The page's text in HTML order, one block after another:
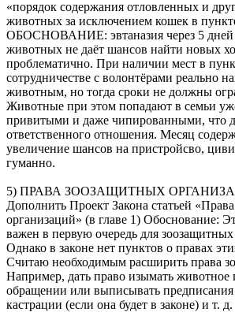
«порядок содержания отловленных и
животных за исключением кошек в
ОБОСНОВАНИЕ: эвтаназия через 5 дней
животных не даёт шансов найти новых
проблематично. При наличии мест в
сотрудничестве с волонтёрами реально
животным, но тогда сроки не должны
Животные при этом попадают в семьи
привитыми и даже чипированными, что
ответственного отношения. Месяц
увеличение шансов на пристройсво,
гуманно.
5) ПРАВА ЗООЗАЩИТНЫХ
Дополнить Проект Закона статьей
организаций» (в главе 1) Обоснование:
важен в первую очередь для
Однако в законе нет пунктов о правах
Считаю необходимым расширить права
Например, дать право изымать животное
обращении или выписывать предписания
кастрации (если она будет в законе) и т. д.